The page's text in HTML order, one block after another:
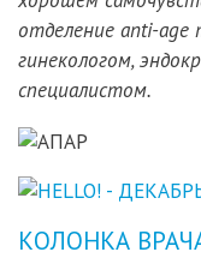
отделение anti-
гинекологом,
специалистом.
КОЛОНКА